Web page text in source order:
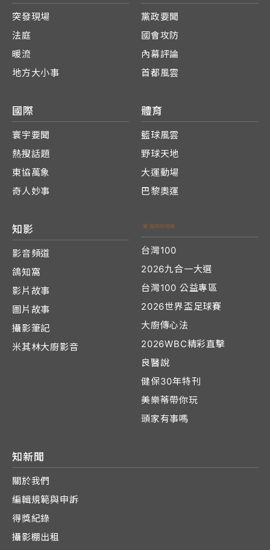
突發現場
法庭
暖流
地方大小事
黨政要聞
國會攻防
內幕評論
首都風雲
國際
寰宇要聞
熱搜話題
東協萬象
奇人妙事
體育
籃球風雲
野球天地
大運動場
巴黎奧運
知影
影音頻道
鴿知窩
影片故事
圖片故事
攝影筆記
米其林大廚影音
台灣100
2026九合一大選
台灣100 公益專區
2026世界盃足球賽
大廚傳心法
2026WBC精彩直擊
良醫說
健保30年特刊
美樂蒂帶你玩
頭家有事嗎
知新聞
關於我們
編輯規範與申訴
得獎紀錄
攝影棚出租